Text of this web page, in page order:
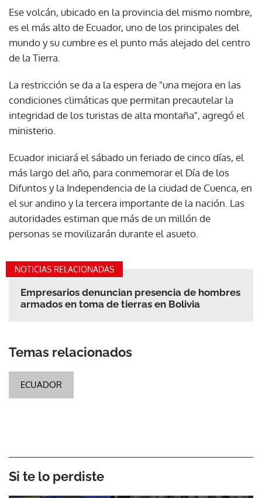
Ese volcán, ubicado en la provincia del mismo nombre,
es el más alto de Ecuador, uno de los principales del
mundo y su cumbre es el punto más alejado del centro
de la Tierra.
La restricción se da a la espera de "una mejora en las
condiciones climáticas que permitan precautelar la
integridad de los turistas de alta montaña", agregó el
ministerio.
Ecuador iniciará el sábado un feriado de cinco días, el
más largo del año, para conmemorar el Día de los
Difuntos y la Independencia de la ciudad de Cuenca, en
el sur andino y la tercera importante de la nación. Las
autoridades estiman que más de un millón de
personas se movilizarán durante el asueto.
NOTICIAS RELACIONADAS
Empresarios denuncian presencia de hombres
armados en toma de tierras en Bolivia
Temas relacionados
ECUADOR
Si te lo perdiste